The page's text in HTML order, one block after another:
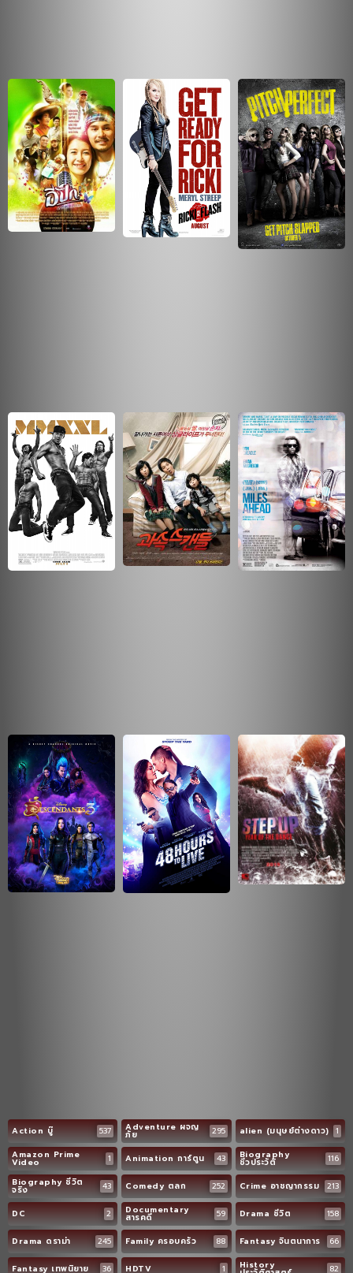
Action บู๊ 537 Adventure ผจญ
ภัย 295 alien (มนุษย์ต่างดาว) 1
Amazon Prime
Video 1 Animation การ์ตูน 43 Biography
ชีวประวัติ
116
Biography ชีวิต
จริง 43 Comedy ตลก 252 Crime อาชญากรรม 213
DC 2 Documentary
สารคดี 59 Drama ชีวิต 158
Drama ดราม่า 245 Family ครอบครัว 88 Fantasy จินตนาการ 66
Fantasy เทพนิยาย 36 HDTV 1 History 82